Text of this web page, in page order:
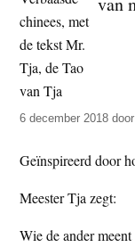
e
s
i
t
e
n
d
e
z
e
s
t
e
6 december 2018 door
Geïnspireerd door
Meester Tja zegt:
Wie de ander